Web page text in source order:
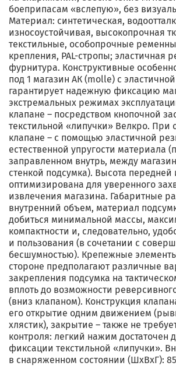
боеприпасам «вслепую», без
Материал: синтетическая,
износоустойчивая, высокопрочная
текстильные, особопрочные
крепления, PAL-стропы; эластичная
фурнитура. Конструктивные
под 1 магазин АК (molle) с
гарантирует надежную фиксацию
экстремальных режимах
клапане – посредством кнопочной
текстильной «липучки» Велкро. При
клапане – с помощью эластичной
естественной упругости материала
заправленном внутрь, между
стенкой подсумка). Высота передней
оптимизирована для уверенного
извлечения магазина. Габаритные
внутренний объем, материал
добиться минимальной массы,
компактности и, следовательно,
и пользования (в сочетании с
бесшумностью). Крепежные
стороне предполагают различные
закрепления подсумка на
вплоть до возможности
(вниз клапаном). Конструкция
его открытие одним движением
хлястик), закрытие – также не
контроля: легкий нажим достаточен
фиксации текстильной «липучки».
в снаряженном состоянии (ШхВхГ):